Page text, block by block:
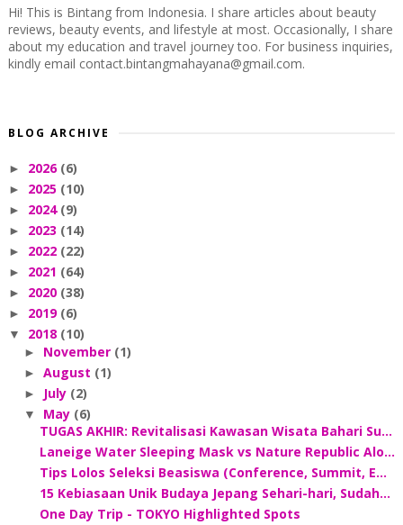
Hi! This is Bintang from Indonesia. I share articles about beauty
reviews, beauty events, and lifestyle at most. Occasionally, I share
about my education and travel journey too. For business inquiries,
kindly email contact.bintangmahayana@gmail.com.
BLOG ARCHIVE
► 2026 (6)
► 2025 (10)
► 2024 (9)
► 2023 (14)
► 2022 (22)
► 2021 (64)
► 2020 (38)
► 2019 (6)
▼ 2018 (10)
► November (1)
► August (1)
► July (2)
▼ May (6)
TUGAS AKHIR: Revitalisasi Kawasan Wisata Bahari Su...
Laneige Water Sleeping Mask vs Nature Republic Alo...
Tips Lolos Seleksi Beasiswa (Conference, Summit, E...
15 Kebiasaan Unik Budaya Jepang Sehari-hari, Sudah...
One Day Trip - TOKYO Highlighted Spots